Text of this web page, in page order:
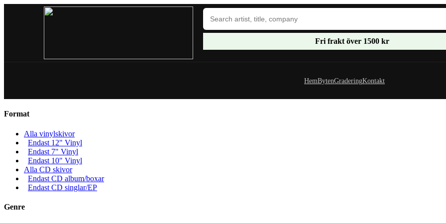
Fri frakt över 1500 kr
HemBytenGraderingKontakt
Format
Alla vinylskivor
Endast 12" Vinyl
Endast 7" Vinyl
Endast 10" Vinyl
Alla CD skivor
Endast CD album/boxar
Endast CD singlar/EP
Genre